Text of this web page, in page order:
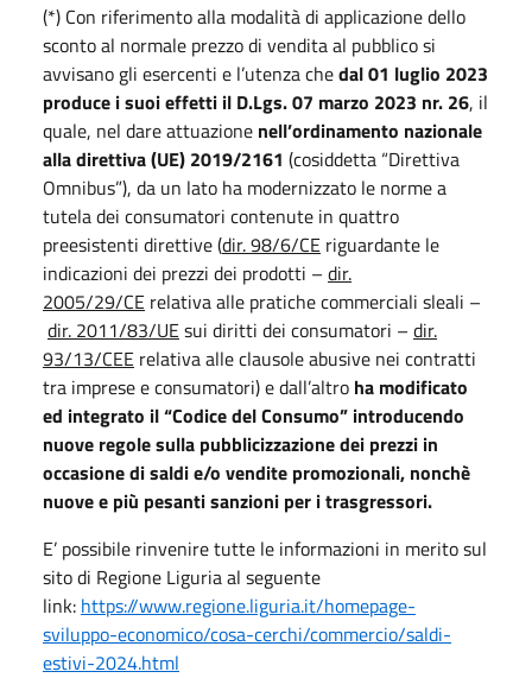
(*) Con riferimento alla modalità di applicazione dello
sconto al normale prezzo di vendita al pubblico si
avvisano gli esercenti e l’utenza chedal 01 luglio 2023
produce i suoi effetti il D.Lgs. 07 marzo 2023 nr. 26, il
quale, nel dare attuazione nell’ordinamento nazionale
alla direttiva (UE) 2019/2161 (cosiddetta “Direttiva
Omnibus”), da un lato ha modernizzato le norme a
tutela dei consumatori contenute in quattro
preesistenti direttive (dir. 98/6/CE riguardante le
indicazioni dei prezzi dei prodotti – dir.
2005/29/CE relativa alle pratiche commerciali sleali –
dir. 2011/83/UE sui diritti dei consumatori – dir.
93/13/CEE relativa alle clausole abusive nei contratti
tra imprese e consumatori) e dall’altro ha modificato
ed integrato il “Codice del Consumo” introducendo
nuove regole sulla pubblicizzazione dei prezzi in
occasione di saldi e/o vendite promozionali, nonchè
nuove e più pesanti sanzioni per i trasgressori.
E’ possibile rinvenire tutte le informazioni in merito sul
sito di Regione Liguria al seguente
link: https://www.regione.liguria.it/homepage-
sviluppo-economico/cosa-cerchi/commercio/saldi-
estivi-2024.html